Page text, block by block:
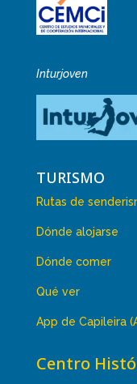
Inturjoven
TURISMO
Rutas de
Dónde alojarse
Dónde comer
Qué ver
App de Capileira
Centro